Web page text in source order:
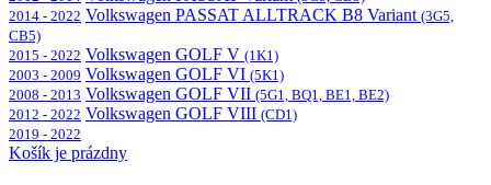
2014 - 2022 Volkswagen PASSAT ALLTRACK B8 Variant (3G5,
CB5)
2015 - 2022 Volkswagen GOLF V (1K1)
2003 - 2009 Volkswagen GOLF VI (5K1)
2008 - 2013 Volkswagen GOLF VII (5G1, BQ1, BE1, BE2)
2012 - 2022 Volkswagen GOLF VIII (CD1)
2019 - 2022
Košík je prázdny